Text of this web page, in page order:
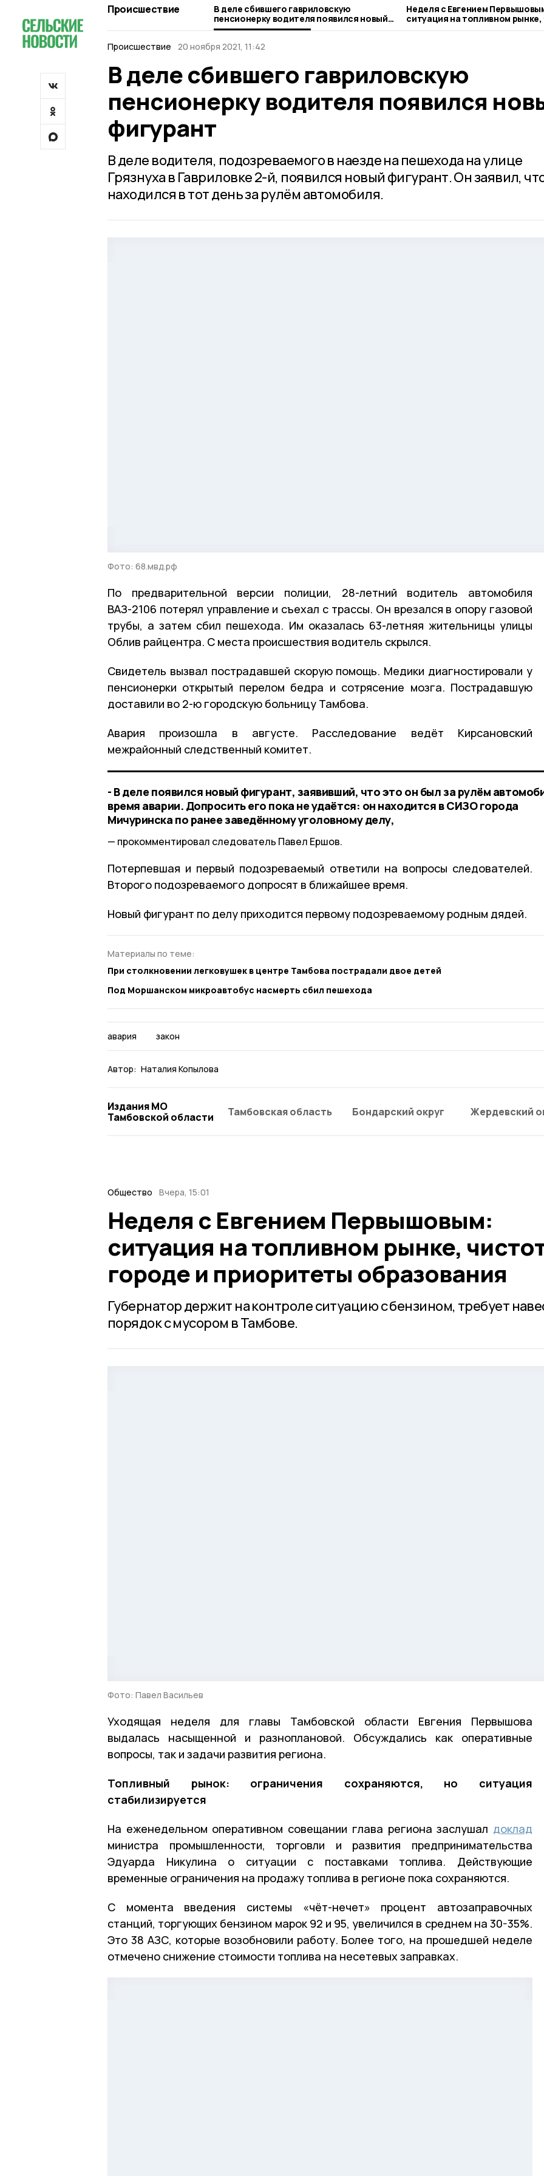
Происшествие
В деле сбившего гавриловскую
пенсионерку водителя появился новый
фигурант
Неделя с Евгением
ситуация на топливном рынке,
городе и приоритеты
Происшествие 20 ноября 2021, 11:42
В деле сбившего гавриловскую
пенсионерку водителя появился
фигурант
В деле водителя, подозреваемого в наезде на пешехода на улице
Грязнуха в Гавриловке 2-й, появился новый фигурант. Он заявил,
находился в тот день за рулём автомобиля.
Фото: 68.мвд.рф
По предварительной версии полиции, 28-летний водитель автомобиля
ВАЗ-2106 потерял управление и съехал с трассы. Он врезался в опору газовой
трубы, а затем сбил пешехода. Им оказалась 63-летняя жительницы улицы
Облив райцентра. С места происшествия водитель скрылся.
Свидетель вызвал пострадавшей скорую помощь. Медики диагностировали у
пенсионерки открытый перелом бедра и сотрясение мозга. Пострадавшую
доставили во 2-ю городскую больницу Тамбова.
Авария произошла в августе. Расследование ведёт Кирсановский
межрайонный следственный комитет.
- В деле появился новый фигурант, заявивший, что это он был за рулём
время аварии. Допросить его пока не удаётся: он находится в СИЗО города
Мичуринска по ранее заведённому уголовному делу,
прокомментировал следователь Павел Ершов.
Потерпевшая и первый подозреваемый ответили на вопросы следователей.
Второго подозреваемого допросят в ближайшее время.
Новый фигурант по делу приходится первому подозреваемому родным дядей.
Материалы по теме:
При столкновении легковушек в центре Тамбова пострадали двое детей
Под Моршанском микроавтобус насмерть сбил пешехода
авария закон
Автор: Наталия Копылова
Издания МО
Тамбовской области
Тамбовская область Бондарский округ Жердевский
Общество Вчера, 15:01
Неделя с Евгением Первышовым:
ситуация на топливном рынке,
городе и приоритеты образования
Губернатор держит на контроле ситуацию с бензином, требует
порядок с мусором в Тамбове.
Фото: Павел Васильев
Уходящая неделя для главы Тамбовской области Евгения Первышова
выдалась насыщенной и разноплановой. Обсуждались как оперативные
вопросы, так и задачи развития региона.
Топливный рынок: ограничения сохраняются, но ситуация
стабилизируется
На еженедельном оперативном совещании глава региона заслушал доклад
министра промышленности, торговли и развития предпринимательства
Эдуарда Никулина о ситуации с поставками топлива. Действующие
временные ограничения на продажу топлива в регионе пока сохраняются.
С момента введения системы «чёт-нечет» процент автозаправочных
станций, торгующих бензином марок 92 и 95, увеличился в среднем на 30-35%.
Это 38 АЗС, которые возобновили работу. Более того, на прошедшей неделе
отмечено снижение стоимости топлива на несетевых заправках.